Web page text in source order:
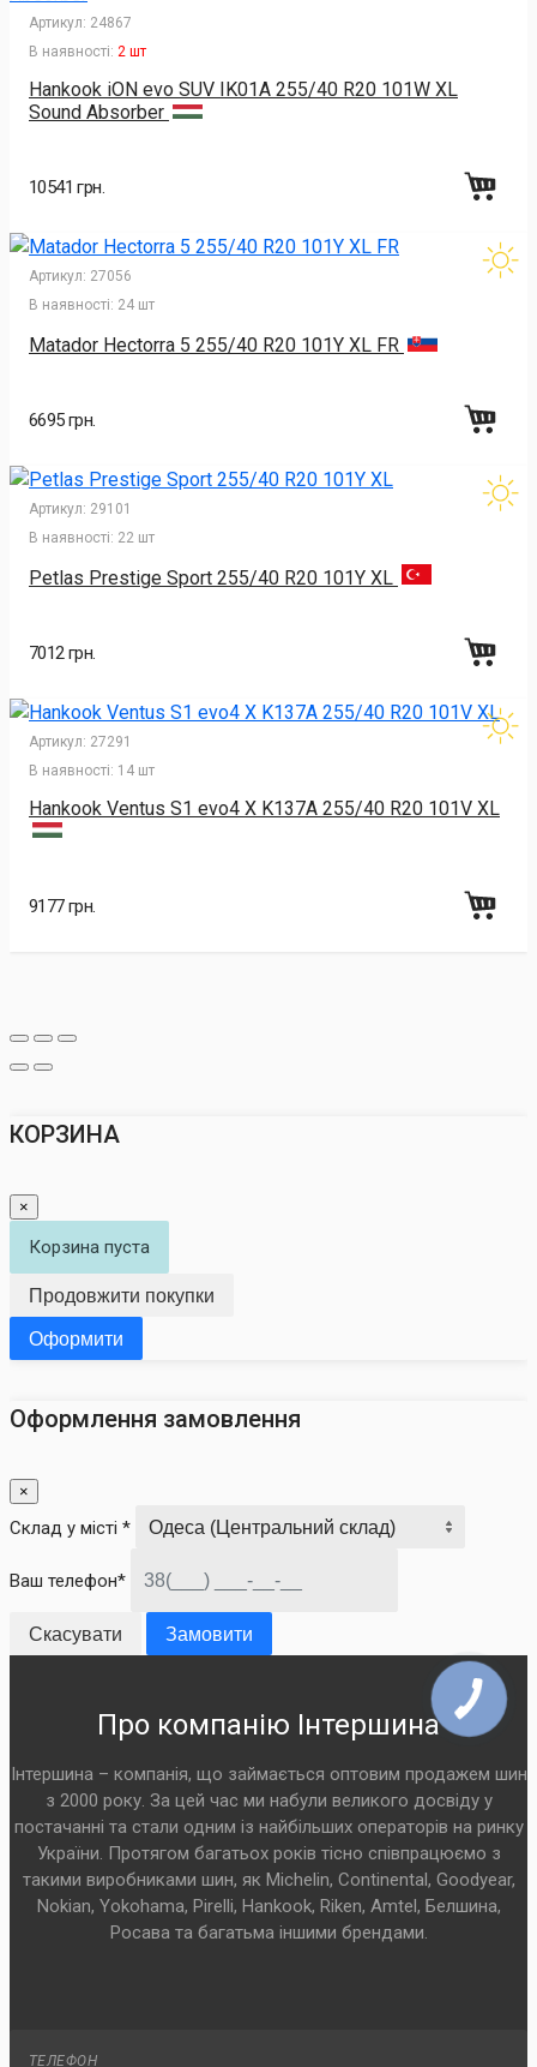
Артикул: 24867
В наявності: 2 шт
Hankook iON evo SUV IK01A 255/40 R20 101W XL
Sound Absorber
10541 грн.
Артикул: 27056
В наявності: 24 шт
Matador Hectorra 5 255/40 R20 101Y XL FR
6695 грн.
Артикул: 29101
В наявності: 22 шт
Petlas Prestige Sport 255/40 R20 101Y XL
7012 грн.
Артикул: 27291
В наявності: 14 шт
Hankook Ventus S1 evo4 X K137A 255/40 R20 101V XL
9177 грн.
КОРЗИНА
×
Корзина пуста
Продовжити покупки
Оформити
Оформлення замовлення
×
Склад у місті *
Ваш телефон*
Скасувати Замовити
Про компанію Інтершина
Інтершина – компанія, що займається оптовим продажем шин
з 2000 року. За цей час ми набули великого досвіду у
постачанні та стали одним із найбільших операторів на ринку
України. Протягом багатьох років тісно співпрацюємо з
такими виробниками шин, як Michelin, Continental, Goodyear,
Nokian, Yokohama, Pirelli, Hankook, Riken, Amtel, Белшина,
Росава та багатьма іншими брендами.
ТЕЛЕФОН